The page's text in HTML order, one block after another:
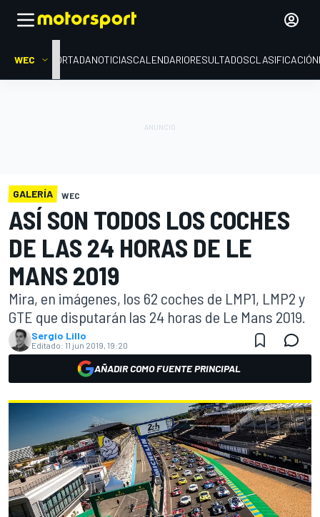
WEC PORTADANOTICIASCALENDARIORESULTADOSCLASIFICACIÓN
GALERÍA WEC
ASÍ SON TODOS LOS COCHES
DE LAS 24 HORAS DE LE
MANS 2019
Mira, en imágenes, los 62 coches de LMP1, LMP2 y
GTE que disputarán las 24 horas de Le Mans 2019.
Sergio Lillo
Editado: 11 jun 2019, 19:20
AÑADIR COMO FUENTE PRINCIPAL